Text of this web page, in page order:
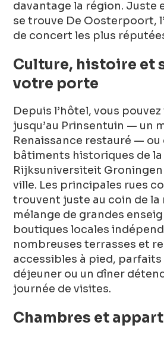
davantage la région. Juste
se trouve De Oosterpoort,
de concert les plus
Culture, histoire et
votre porte
Depuis l’hôtel, vous
jusqu’au Prinsentuin — un
Renaissance restauré — ou
bâtiments historiques de la
Rijksuniversiteit
ville. Les principales rues
trouvent juste au coin de la
mélange de grandes
boutiques locales
nombreuses terrasses et
accessibles à pied, parfaits
déjeuner ou un dîner
journée de visites.
Chambres et